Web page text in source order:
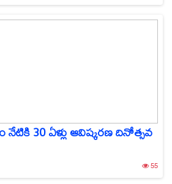
నేటికి 30 ఏళ్లు ఆవిష్కరణ దినోత్సవ
55